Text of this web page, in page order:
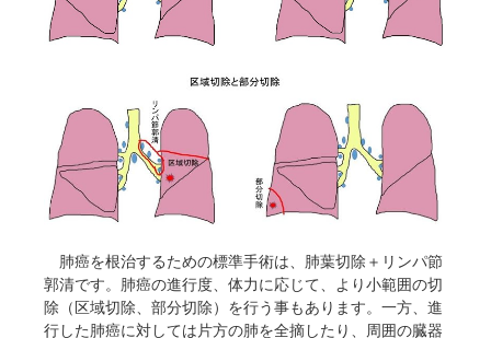
肺癌を根治するための標準手術は、肺葉切除＋リンパ節
郭清です。肺癌の進行度、体力に応じて、より小範囲の切
除（区域切除、部分切除）を行う事もあります。一方、進
行した肺癌に対しては片方の肺を全摘したり、周囲の臓器